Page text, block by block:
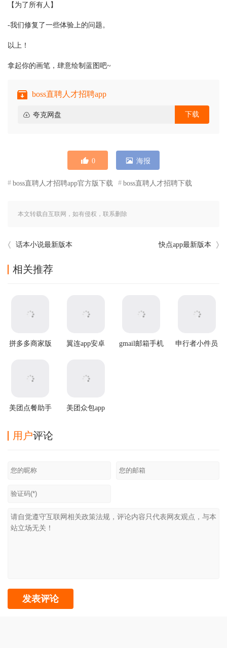
【为了所有人】
-我们修复了一些体验上的问题。
以上！
拿起你的画笔，肆意绘制蓝图吧~
boss直聘人才招聘app
夸克网盘 下载
0 海报
boss直聘人才招聘app官方版下载 boss直聘人才招聘下载
本文转载自互联网，如有侵权，联系删除
话本小说最新版本 快点app最新版本
相关推荐
拼多多商家版
翼连app安卓
gmail邮箱手机
申行者小件员
美团点餐助手
美团众包app
用户评论